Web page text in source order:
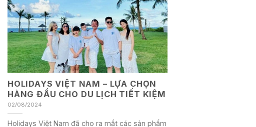
HOLIDAYS VIỆT NAM – LỰA CHỌN
HÀNG ĐẦU CHO DU LỊCH TIẾT KIỆM
02/08/2024
Holidays Việt Nam đã cho ra mắt các sản phẩm